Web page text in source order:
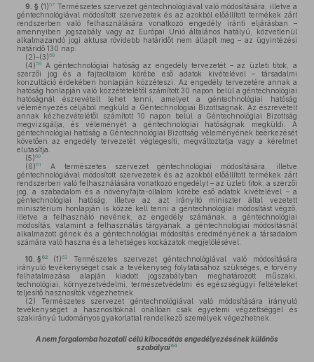
9. § (1)57 Természetes szervezet géntechnológiával való módosítására, illetve a
géntechnológiával módosított szervezetek és az azokból előállított termékek zárt
rendszerben való felhasználására vonatkozó engedély iránti eljárásban –
amennyiben jogszabály vagy az Európai Unió általános hatályú, közvetlenül
alkalmazandó jogi aktusa rövidebb határidőt nem állapít meg – az ügyintézési
határidő 130 nap.
(2)–(3)58
(4)59
A géntechnológiai hatóság az engedély tervezetét – az üzleti titok, a
szerzői jog és a fajtaoltalom körébe eső adatok kivételével – társadalmi
konzultáció érdekében honlapján közzéteszi. Az engedély tervezetére annak a
hatóság honlapján való közzétételétől számított 30 napon belül a géntechnológiai
hatóságnál észrevételt lehet tenni, amelyet a géntechnológiai hatóság
véleményezés céljából megküld a Géntechnológiai Bizottságnak. Az észrevételt
annak kézhezvételétől számított 10 napon belül a Géntechnológiai Bizottság
megvizsgálja, és véleményét a géntechnológiai hatóságnak megküldi. A
géntechnológiai hatóság a Géntechnológiai Bizottság véleményének beérkezését
követően az engedély tervezetét véglegesíti, megváltoztatja vagy a kérelmet
elutasítja.
(5)60
(6)61
A természetes szervezet géntechnológiai módosítására, illetve
géntechnológiával módosított szervezetek és az azokból előállított termékek zárt
rendszerben való felhasználására vonatkozó engedélyt – az üzleti titok, a szerzői
jog, a szabadalom és a növényfajta-oltalom körébe eső adatok kivételével – a
géntechnológiai hatóság, illetve az azt irányító miniszter által vezetett
minisztérium honlapján is közzé kell tenni a géntechnológiai módosítást végző,
illetve a felhasználó nevének, az engedély számának, a géntechnológiai
módosítás, valamint a felhasználás tárgyának, a géntechnológiai módosításnál
alkalmazott gének és a géntechnológiai módosítás eredményének a társadalom
számára való haszna és a lehetséges kockázatok megjelölésével.
10. § 62 (1)63
Természetes szervezet géntechnológiával való módosítására
irányuló tevékenységet csak a tevékenység folytatásához szükséges, e törvény
felhatalmazása alapján kiadott jogszabályban meghatározott műszaki,
technológiai, környezetvédelmi, természetvédelmi és egészségügyi feltételeket
teljesítő hasznosítók végezhetnek.
(2) Természetes szervezet géntechnológiával való módosítására irányuló
tevékenységet a hasznosítóknál önállóan csak egyetemi végzettséggel és
szakirányú tudományos gyakorlattal rendelkező személyek végezhetnek.
A nem forgalomba hozatali célú kibocsátás engedélyezésének különös
szabályai64